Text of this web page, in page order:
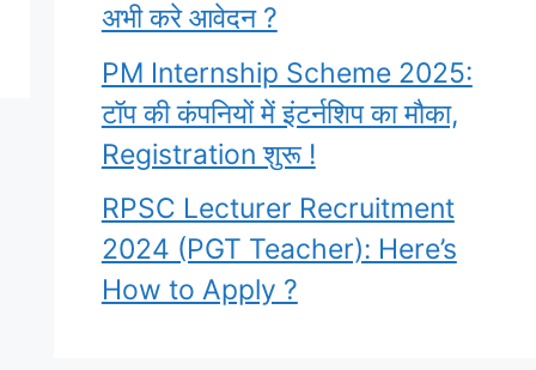
अभी करे आवेदन ?
PM Internship Scheme 2025:
टॉप की कंपनियों में इंटर्नशिप का मौका,
Registration शुरू !
RPSC Lecturer Recruitment
2024 (PGT Teacher): Here’s
How to Apply ?